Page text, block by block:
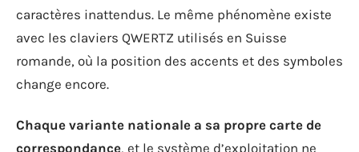
caractères inattendus. Le même phénomène existe
avec les claviers QWERTZ utilisés en Suisse
romande, où la position des accents et des symboles
change encore.
Chaque variante nationale a sa propre carte de
correspondance, et le système d’exploitation ne